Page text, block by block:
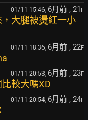
01/11 15:46, 6月前 , 21 F
大腿被燙紅一小
01/11 18:36, 6月前 , 22F
01/11 20:53, 6月前 , 23F
較大嗎XD
01/11 20:54, 6月前 , 24F